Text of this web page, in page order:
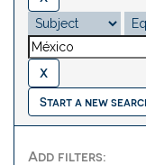
Start a new
Add filters: